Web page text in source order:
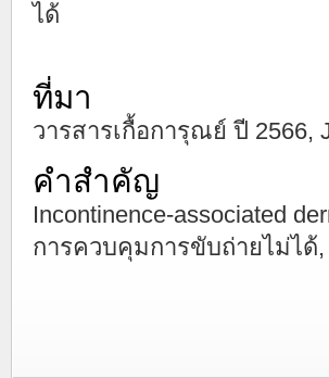
ได้
ที่มา
วารสารเกื้อการุณย์ ปี 2566,
คำสำคัญ
Incontinence-associated
การควบคุมการขับถ่ายไม่ไ